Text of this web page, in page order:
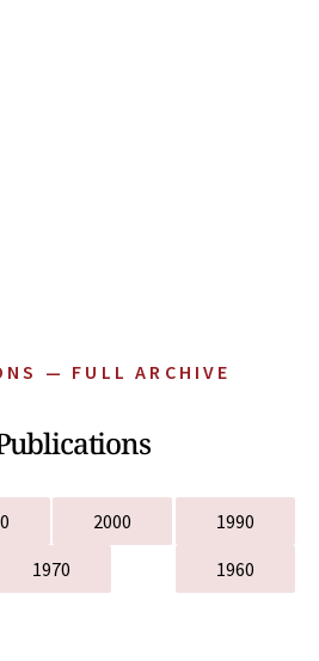
— FULL ARCHIVE
2000
1990
1970 1960